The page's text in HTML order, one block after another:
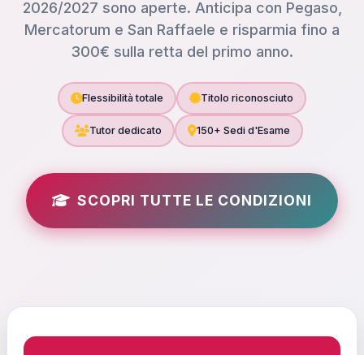
2026/2027 sono aperte. Anticipa con Pegaso,
Mercatorum e San Raffaele e risparmia fino a
300€ sulla retta del primo anno.
Flessibilità totale Titolo riconosciuto
Tutor dedicato 150+ Sedi d'Esame
SCOPRI TUTTE LE CONDIZIONI